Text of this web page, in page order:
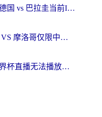
在海外看世界杯直播德国 vs 巴拉圭当前IP受限制？这篇指南帮你轻松解决地区限制
在国外看世界杯法国 VS 摩洛哥仅限中国大陆？别让地域限制拦下你的欢呼
在澳大利亚看抖音世界杯直播无法播放？海外党体育观赛终极指南来了！